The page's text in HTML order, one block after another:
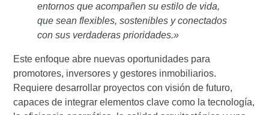
entornos que acompañen su estilo de vida,
que sean flexibles, sostenibles y conectados
con sus verdaderas prioridades.»
Este enfoque abre nuevas oportunidades para
promotores, inversores y gestores inmobiliarios.
Requiere desarrollar proyectos con visión de futuro,
capaces de integrar elementos clave como la tecnología,